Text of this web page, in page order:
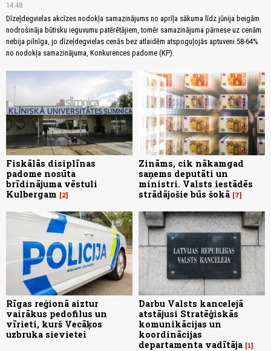
14:48
Dīzeļdegvielas akcīzes nodokļa samazinājums no aprīļa sākuma līdz jūnija beigām
nodrošināja būtisku ieguvumu patērētājiem, tomēr samazinājuma pārnese uz cenām
nebija pilnīga, jo dīzeļdegvielas cenās bez atlaidēm atspoguļojās aptuveni 58-64%
no nodokļa samazinājuma, Konkurences padome (KP).
Fiskālās disiplīnas
padome nosūta
brīdinājuma vēstuli
Kulbergam
2
Zināms, cik nākamgad
saņems deputāti un
ministri. Valsts iestādēs
strādājošie būs šokā 7
Rīgas reģionā aiztur
vairākus pedofilus un
vīrieti, kurš Vecāķos
uzbruka sievietei
Darbu Valsts kancelejā
atstājusi Stratēģiskās
komunikācijas un
koordinācijas
departamenta vadītāja 1